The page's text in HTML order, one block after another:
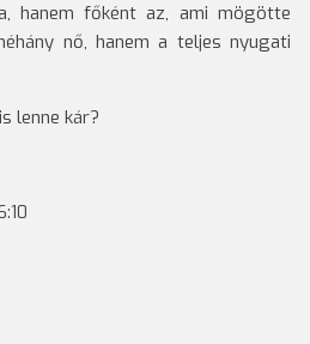
hanem főként az, ami mögötte
nő, hanem a teljes nyugati
lenne kár?